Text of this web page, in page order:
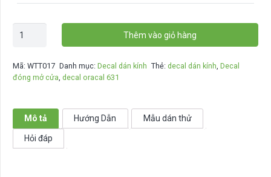
Decal
Opening
Hours
WTT017
số
lượng
Thêm vào giỏ hàng
Mã: WTT017 Danh mục:Decal dán kính Thẻ:decal dán kính ,Decal
đóng mở cửa decal oracal 631
Mô tả Hướng Dẫn Mẫu dán thử
Hỏi đáp